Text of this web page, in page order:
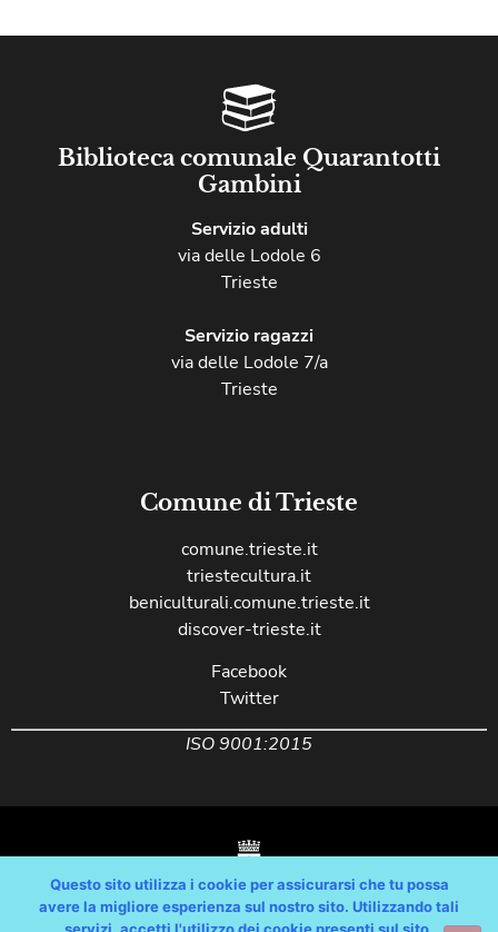
Biblioteca comunale Quarantotti
Gambini
Servizio adulti
via delle Lodole 6
Trieste
Servizio ragazzi
via delle Lodole 7/a
Trieste
Comune di Trieste
comune.trieste.it
triestecultura.it
beniculturali.comune.trieste.it
discover-trieste.it
Facebook
Twitter
ISO 9001:2015
Questo sito utilizza i cookie per assicurarsi che tu possa
avere la migliore esperienza sul nostro sito. Utilizzando tali